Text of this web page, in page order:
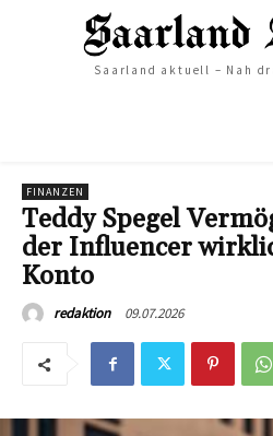
Saarland aktuell – Nah
FINANZEN
Teddy Spegel
der Influencer
Konto
redaktion 09.07.2026